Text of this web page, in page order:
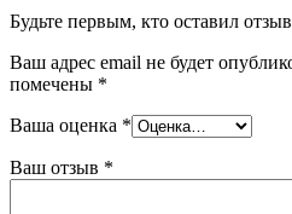
Будьте первым, кто оставил
Ваш адрес email не будет
помечены *
Ваша оценка *
Ваш отзыв *